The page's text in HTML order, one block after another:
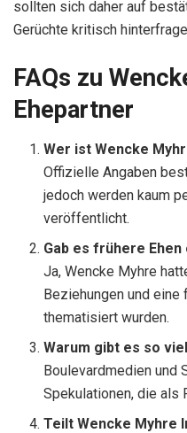
sollten sich daher auf
Gerüchte kritisch
FAQs zu
Ehepartner
Wer ist Wencke
Offizielle Angaben
jedoch werden kaum
veröffentlicht.
Gab es frühere
Ja, Wencke Myhre
Beziehungen und eine
thematisiert wurden.
Warum gibt es so
Boulevardmedien und
Spekulationen, die als
Teilt Wencke Myhre